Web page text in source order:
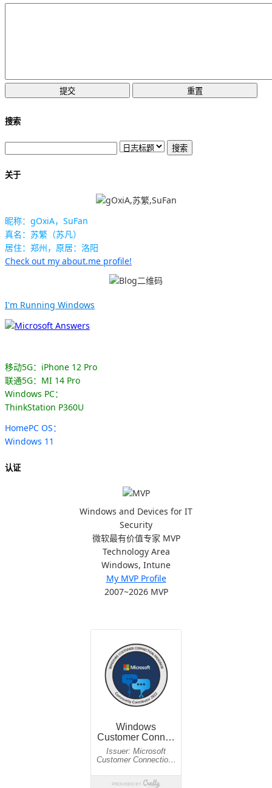
搜索
关于
昵称：gOxiA，SuFan
真名：苏繁（苏凡）
居住：郑州，原居：洛阳
Check out my about.me profile!
I'm Running Windows
移动5G：iPhone 12 Pro
联通5G：MI 14 Pro
Windows PC：
ThinkStation P360U
HomePC OS：
Windows 11
认证
Windows and Devices for IT
Security
微软最有价值专家 MVP
Technology Area
Windows, Intune
My MVP Profile
2007~2026 MVP